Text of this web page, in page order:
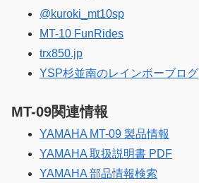
@kuroki_mt10sp
MT-10 FunRides
trx850.jp
YSP杉並南のレインボーブログ
MT-09関連情報
YAMAHA MT-09 製品情報
YAMAHA 取扱説明書 PDF
YAMAHA 部品情報検索